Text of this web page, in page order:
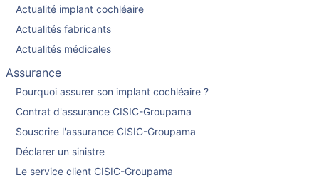
Actualité implant cochléaire
Actualités fabricants
Actualités médicales
Assurance
Pourquoi assurer son implant cochléaire ?
Contrat d'assurance CISIC-Groupama
Souscrire l'assurance CISIC-Groupama
Déclarer un sinistre
Le service client CISIC-Groupama